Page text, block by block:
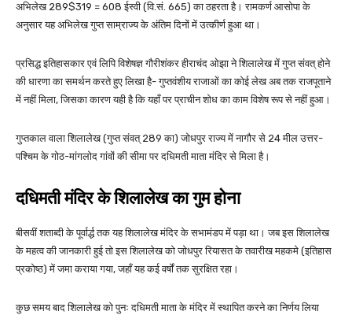
अभिलेख 289$319 = 608 ईस्वी (वि.सं. 665) का ठहरता है। रामकर्ण आसोपा के
अनुसार यह अभिलेख गुप्त साम्राज्य के अंतिम दिनों में उत्कीर्ण हुआ था।
प्रसिद्ध इतिहासकार एवं लिपि विशेषज्ञ गौरीशंकर हीराचंद ओझा ने शिलालेख में गुप्त संवत् होने
की धारणा का समर्थन करते हुए लिखा है- गुप्तवंशीय राजाओं का कोई लेख अब तक राजपूताने
में नहीं मिला, जिसका कारण यही है कि यहाँ पर प्राचीन शोध का काम विशेष रूप से नहीं हुआ।
गुप्तकाल वाला शिलालेख (गुप्त संवत् 289 का) जोधपुर राज्य में नागौर से 24 मील उत्तर-
पश्चिम के गोठ-मांगलोद गांवों की सीमा पर दधिमती माता मंदिर से मिला है।
दधिमती मंदिर के शिलालेख का गुम होना
बीसवीं शताब्दी के पूर्वार्द्ध तक यह शिलालेख मंदिर के सभामंडप में पड़ा था। जब इस शिलालेख
के महत्व की जानकारी हुई तो इस शिलालेख को जोधपुर रियासत के तवारीख महकमे (इतिहास
प्रकोष्ठ) में जमा कराया गया, जहाँ यह कई वर्षों तक सुरक्षित रहा।
कुछ समय बाद शिलालेख को पुनः दधिमती माता के मंदिर में स्थापित करने का निर्णय लिया